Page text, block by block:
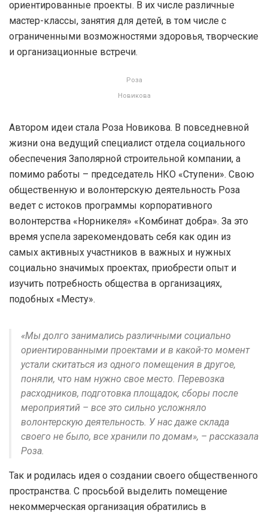
ориентированные проекты. В их числе различные
мастер-классы, занятия для детей, в том числе с
ограниченными возможностями здоровья, творческие
и организационные встречи.
Роза
Новикова
Автором идеи стала Роза Новикова. В повседневной
жизни она ведущий специалист отдела социального
обеспечения Заполярной строительной компании, а
помимо работы – председатель НКО «Ступени». Свою
общественную и волонтерскую деятельность Роза
ведет с истоков программы корпоративного
волонтерства «Норникеля» «Комбинат добра». За это
время успела зарекомендовать себя как один из
самых активных участников в важных и нужных
социально значимых проектах, приобрести опыт и
изучить потребность общества в организациях,
подобных «Месту».
«Мы долго занимались различными социально
ориентированными проектами и в какой-то момент
устали скитаться из одного помещения в другое,
поняли, что нам нужно свое место. Перевозка
расходников, подготовка площадок, сборы после
мероприятий – все это сильно усложняло
волонтерскую деятельность. У нас даже склада
своего не было, все хранили по домам», – рассказала
Роза.
Так и родилась идея о создании своего общественного
пространства. С просьбой выделить помещение
некоммерческая организация обратились в